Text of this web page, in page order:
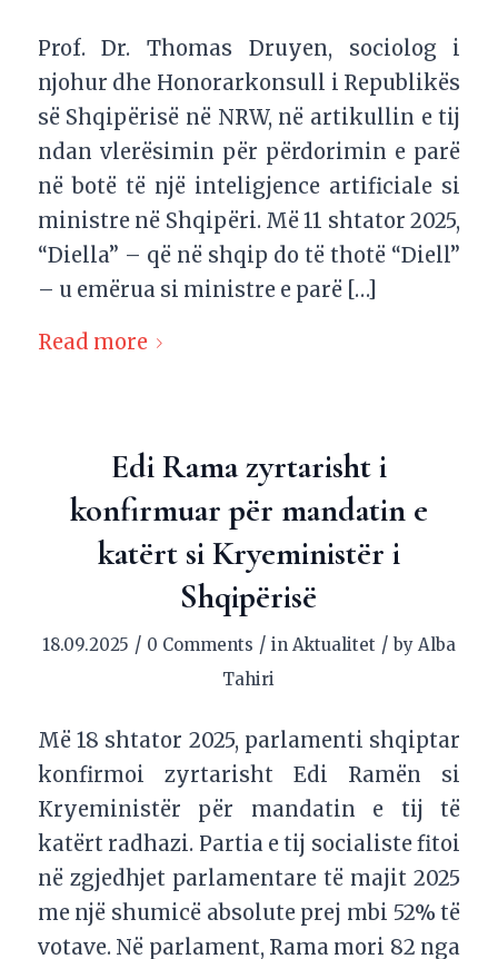
Prof. Dr. Thomas Druyen, sociolog i
njohur dhe Honorarkonsull i Republikës
së Shqipërisë në NRW, në artikullin e tij
ndan vlerësimin për përdorimin e parë
në botë të një inteligjence artificiale si
ministre në Shqipëri. Më 11 shtator 2025,
“Diella” – që në shqip do të thotë “Diell”
– u emërua si ministre e parë […]
Read more
Edi Rama zyrtarisht i
konfirmuar për mandatin e
katërt si Kryeministër i
Shqipërisë
18.09.2025 / 0 Comments / in Aktualitet / by Alba
Tahiri
Më 18 shtator 2025, parlamenti shqiptar
konfirmoi zyrtarisht Edi Ramën si
Kryeministër për mandatin e tij të
katërt radhazi. Partia e tij socialiste fitoi
në zgjedhjet parlamentare të majit 2025
me një shumicë absolute prej mbi 52% të
votave. Në parlament, Rama mori 82 nga